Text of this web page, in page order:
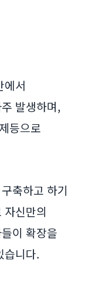
에서
발생하며,
등으로
축하고 하기
신만의
이 확장을
습니다.